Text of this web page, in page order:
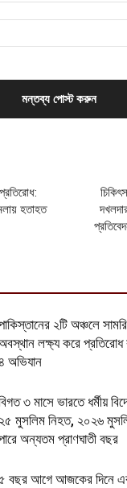
হতাহত
২টি অঞ্চলে
লক্ষ্য করে প্রতিরোধ
৪ অভিযান
৩ মাসে ভারতে ধর্মীয়
২৫ মুসলিম নিহত, ২০২৬
অন্যতম প্রাণঘাতী বছর
বছর আগে আজকের দিনে